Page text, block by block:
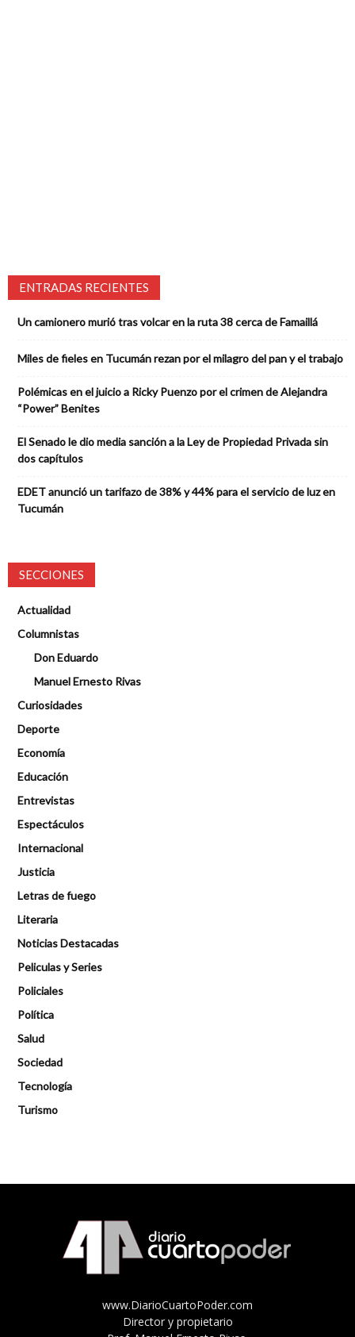
ENTRADAS RECIENTES
Un camionero murió tras volcar en la ruta 38 cerca de Famaillá
Miles de fieles en Tucumán rezan por el milagro del pan y el trabajo
Polémicas en el juicio a Ricky Puenzo por el crimen de Alejandra
“Power” Benites
El Senado le dio media sanción a la Ley de Propiedad Privada sin
dos capítulos
EDET anunció un tarifazo de 38% y 44% para el servicio de luz en
Tucumán
SECCIONES
Actualidad
Columnistas
Don Eduardo
Manuel Ernesto Rivas
Curiosidades
Deporte
Economía
Educación
Entrevistas
Espectáculos
Internacional
Justicia
Letras de fuego
Literaria
Noticias Destacadas
Peliculas y Series
Policiales
Política
Salud
Sociedad
Tecnología
Turismo
www.DiarioCuartoPoder.com
Director y propietario